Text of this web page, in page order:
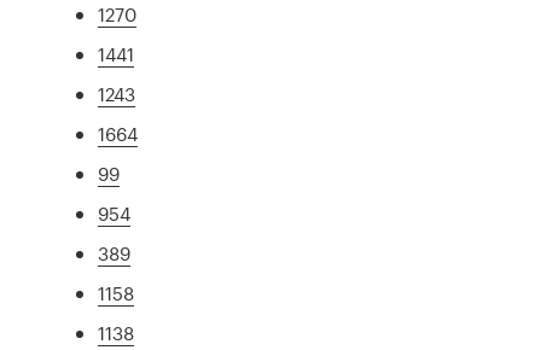
1270
1441
1243
1664
99
954
389
1158
1138